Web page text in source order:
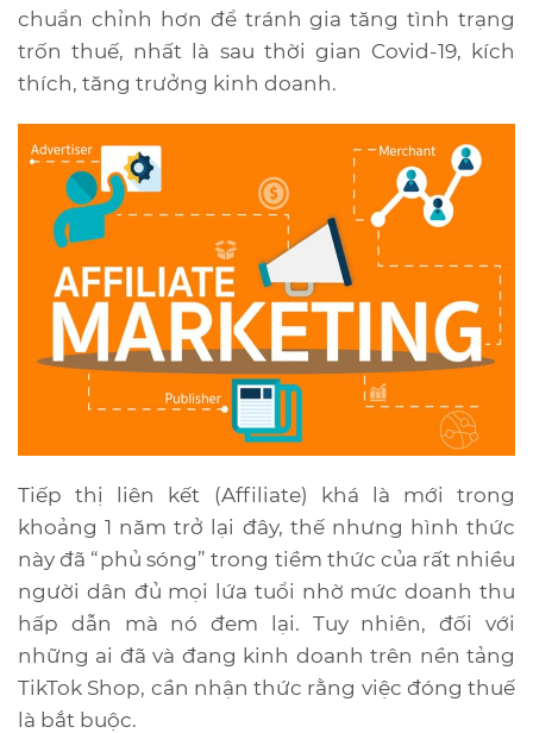
chuẩn chỉnh hơn để tránh gia tăng tình trạng
trốn thuế, nhất là sau thời gian Covid-19, kích
thích, tăng trưởng kinh doanh.
Tiếp thị liên kết (Affiliate) khá là mới trong
khoảng 1 năm trở lại đây, thế nhưng hình thức
này đã “phủ sóng” trong tiềm thức của rất nhiều
người dân đủ mọi lứa tuổi nhờ mức doanh thu
hấp dẫn mà nó đem lại. Tuy nhiên, đối với
những ai đã và đang kinh doanh trên nền tảng
TikTok Shop, cần nhận thức rằng việc đóng thuế
là bắt buộc.